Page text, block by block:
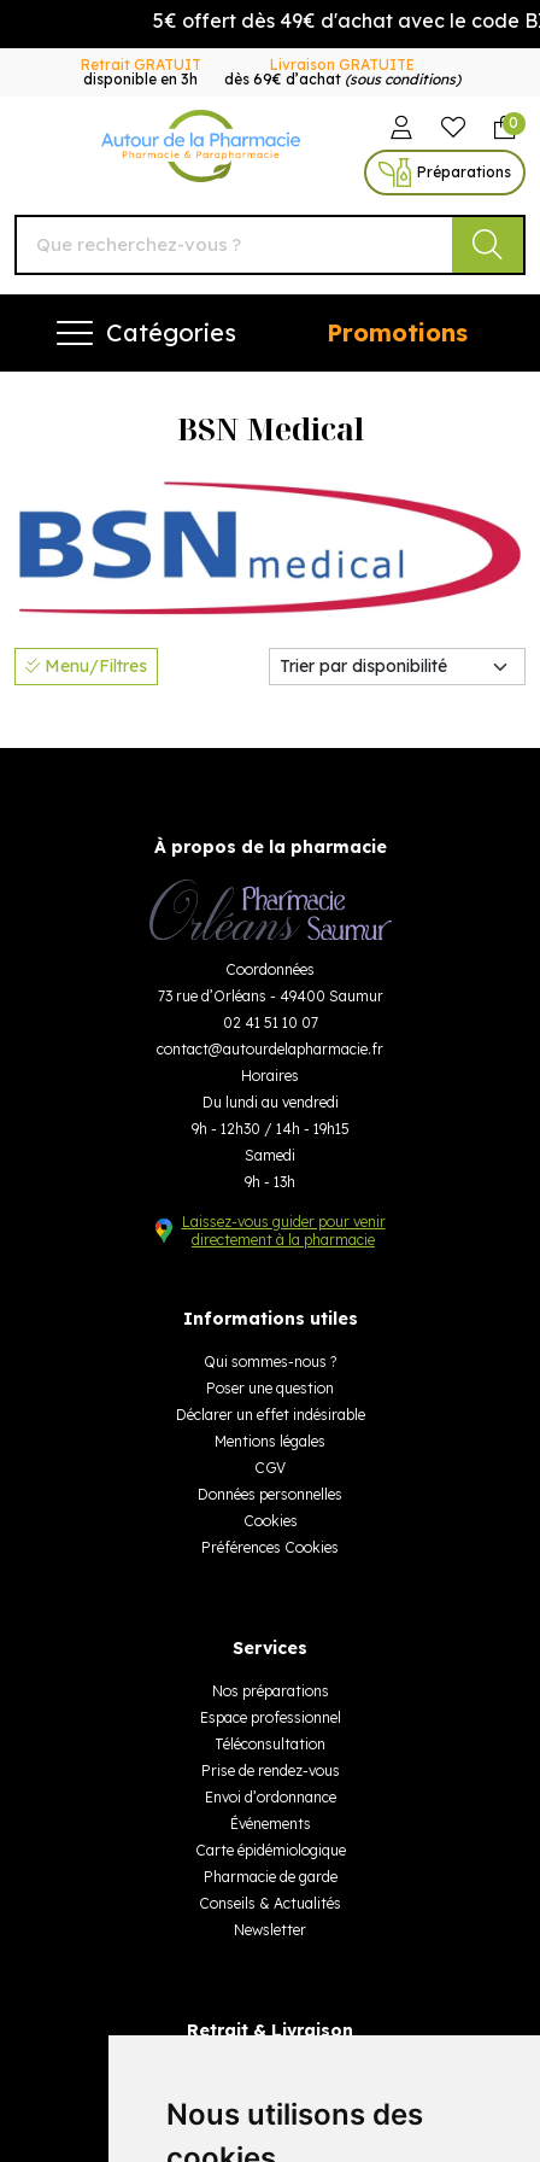
Nous utilisons des
5€ offert dès 49€ d'achat avec le code
Retrait GRATUIT
disponible en 3h
Livraison GRATUITE
dès 69€ d’achat (sous conditions)
Autour de la Pharmacie
0
Préparations
Catégories Promotions
BSN Medical
Menu/Filtres
À propos de la pharmacie
Coordonnées
73 rue d’Orléans - 49400 Saumur
02 41 51 10 07
contact@autourdelapharmacie.fr
Horaires
Du lundi au vendredi
9h - 12h30 / 14h - 19h15
Samedi
9h - 13h
Laissez-vous guider pour venir
directement à la pharmacie
Informations utiles
Qui sommes-nous ?
Poser une question
Déclarer un effet indésirable
Mentions légales
CGV
Données personnelles
Cookies
Préférences Cookies
Services
Nos préparations
Espace professionnel
Téléconsultation
Prise de rendez-vous
Envoi d’ordonnance
Événements
Carte épidémiologique
Pharmacie de garde
Conseils & Actualités
Newsletter
Retrait & Livraison
Livraisons